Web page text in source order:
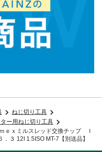
ねじ切り工具
ー用ねじ切り工具
ｅｘミルスレッド交換チップ Ｉ
３ 12I 1.5ISO MT-7【別送品】